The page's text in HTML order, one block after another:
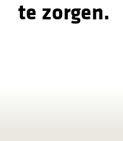
te zorgen.